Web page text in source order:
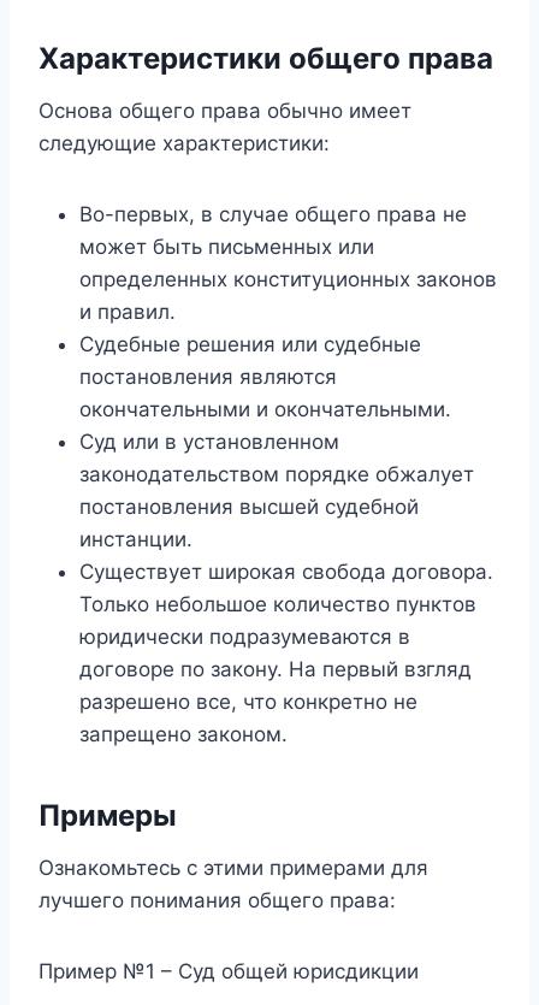
Характеристики общего права
Основа общего права обычно имеет
следующие характеристики:
Во-первых, в случае общего права не
может быть письменных или
определенных конституционных законов
и правил.
Судебные решения или судебные
постановления являются
окончательными и окончательными.
Суд или в установленном
законодательством порядке обжалует
постановления высшей судебной
инстанции.
Существует широкая свобода договора.
Только небольшое количество пунктов
юридически подразумеваются в
договоре по закону. На первый взгляд
разрешено все, что конкретно не
запрещено законом.
Примеры
Ознакомьтесь с этими примерами для
лучшего понимания общего права:
Пример №1 – Суд общей юрисдикции